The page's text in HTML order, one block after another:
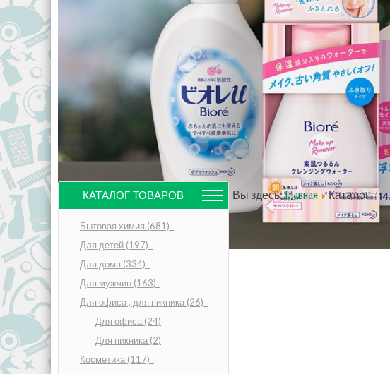
КАТАЛОГ ТОВАРОВ
Бытовая химия (681)
Для детей (197)
Для дома (334)
Для мужчин (163)
Для офиса , для пикника (26)
Для офиса (24)
Для пикника (2)
Косметика (117)
Вы здесь:Главная Каталог